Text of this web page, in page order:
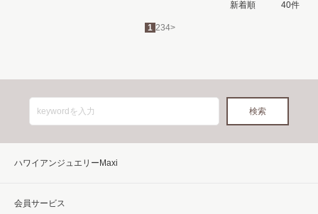
1 234>
ハワイアンジュエリーMaxi
会員サービス